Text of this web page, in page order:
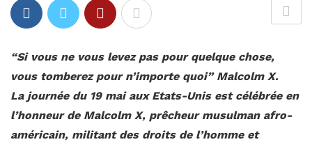
“Si vous ne vous levez pas pour quelque chose,
vous tomberez pour n’importe quoi” Malcolm X.
La journée du 19 mai aux Etats-Unis est célébrée en
l’honneur de Malcolm X, prêcheur musulman afro-
américain, militant des droits de l’homme et